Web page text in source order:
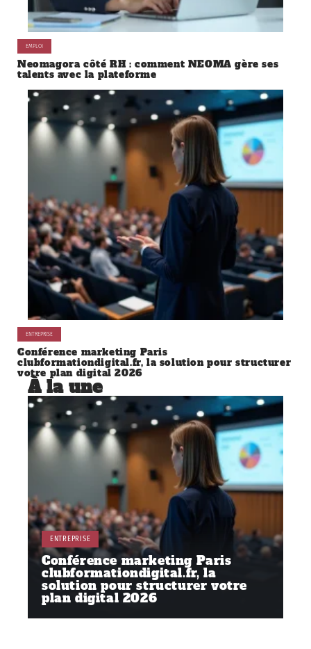
EMPLOI
Neomagora côté RH : comment NEOMA gère ses
talents avec la plateforme
ENTREPRISE
Conférence marketing Paris
clubformationdigital.fr, la solution pour structurer
votre plan digital 2026
À la une
ENTREPRISE
Conférence marketing Paris
clubformationdigital.fr, la
solution pour structurer votre
plan digital 2026